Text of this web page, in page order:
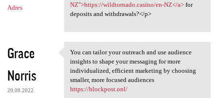
Adres
NZ">https://wildtornado.casino/en-NZ</a>for
deposits and withdrawals?</p>
Grace
Norris
29.08.2022
You can tailor your outreach
You can tailor your outreach and use audience
insights to shape your messaging for more
individualized, efficient marketing by choosing
smaller, more focused audiences
https://blockpost.onl/